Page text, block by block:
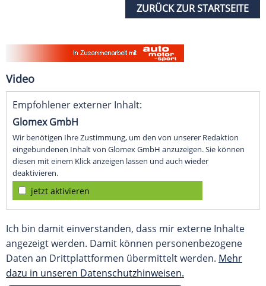
ZURÜCK ZUR STARTSEITE
Video
Empfohlener externer Inhalt:
Glomex GmbH
Wir benötigen Ihre Zustimmung, um den von unserer Redaktion
eingebundenen Inhalt von Glomex GmbH anzuzeigen. Sie können
diesen mit einem Klick anzeigen lassen und auch wieder
deaktivieren.
jetzt aktivieren
Ich bin damit einverstanden, dass mir externe Inhalte
angezeigt werden. Damit können personenbezogene
Daten an Drittplattformen übermittelt werden. Mehr
dazu in unseren Datenschutzhinweisen.